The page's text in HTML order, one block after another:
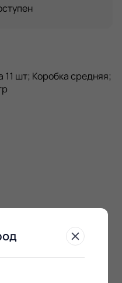
11 шт; Коробка средняя;